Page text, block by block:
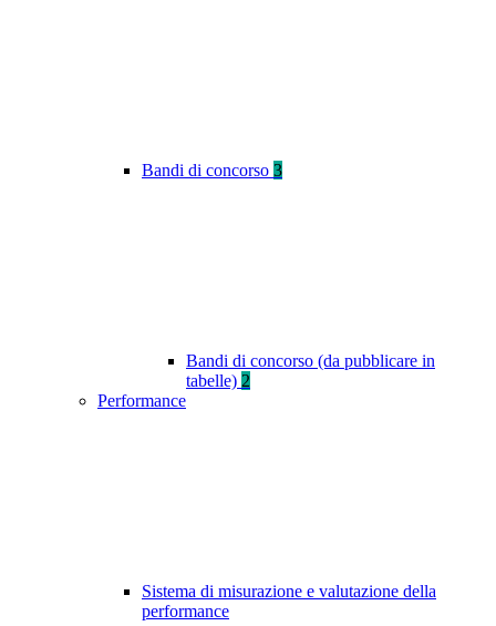
Bandi di concorso 3
Bandi di concorso (da pubblicare in
tabelle) 2
Performance
Sistema di misurazione e valutazione della
performance